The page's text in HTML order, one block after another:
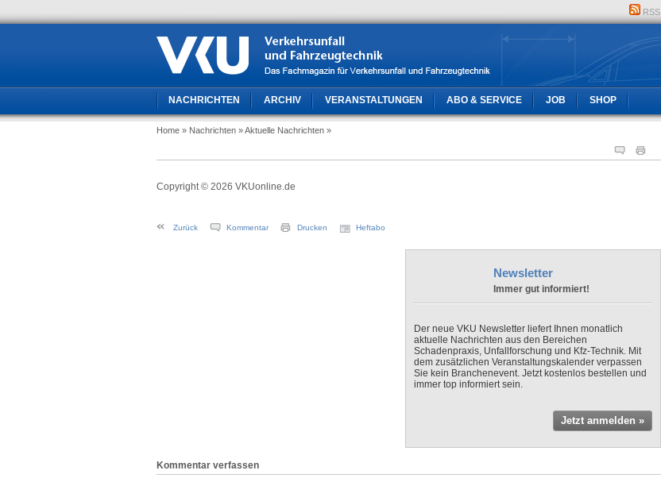
RSS
NACHRICHTEN ARCHIV VERANSTALTUNGEN ABO & SERVICE JOB SHOP
Home » Nachrichten » Aktuelle Nachrichten »
Copyright © 2026 VKUonline.de
Zurück Kommentar Drucken Heftabo
Newsletter
Immer gut informiert!
Der neue VKU Newsletter liefert Ihnen monatlich
aktuelle Nachrichten aus den Bereichen
Schadenpraxis, Unfallforschung und Kfz-Technik. Mit
dem zusätzlichen Veranstaltungskalender verpassen
Sie kein Branchenevent. Jetzt kostenlos bestellen und
immer top informiert sein.
Jetzt anmelden »
Kommentar verfassen